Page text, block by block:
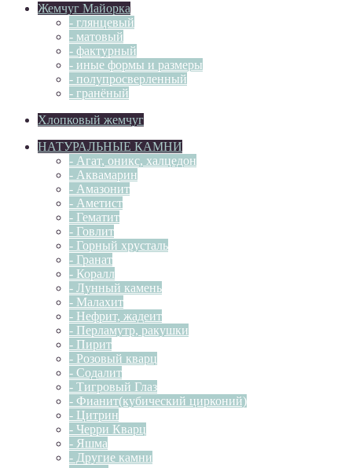
Жемчуг Майорка
- глянцевый
- матовый
- фактурный
- иные формы и размеры
- полупросверленный
- гранёный
Хлопковый жемчуг
НАТУРАЛЬНЫЕ КАМНИ
- Агат, оникс, халцедон
- Аквамарин
- Амазонит
- Аметист
- Гематит
- Говлит
- Горный хрусталь
- Гранат
- Коралл
- Лунный камень
- Малахит
- Нефрит, жадеит
- Перламутр, ракушки
- Пирит
- Розовый кварц
- Содалит
- Тигровый Глаз
- Фианит(кубический цирконий)
- Цитрин
- Черри Кварц
- Яшма
- Другие камни